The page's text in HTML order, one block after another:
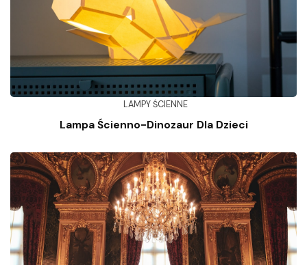
LAMPY ŚCIENNE
Lampa Ścienno-Dinozaur Dla Dzieci